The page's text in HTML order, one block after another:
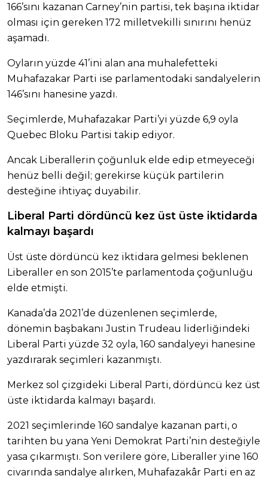
166’sını kazanan Carney’nin partisi, tek başına iktidar
olması için gereken 172 milletvekilli sınırını henüz
aşamadı.
Oyların yüzde 41’ini alan ana muhalefetteki
Muhafazakar Parti ise parlamentodaki sandalyelerin
146’sını hanesine yazdı.
Seçimlerde, Muhafazakar Parti’yi yüzde 6,9 oyla
Quebec Bloku Partisi takip ediyor.
Ancak Liberallerin çoğunluk elde edip etmeyeceği
henüz belli değil; gerekirse küçük partilerin
desteğine ihtiyaç duyabilir.
Liberal Parti dördüncü kez üst üste iktidarda
kalmayı başardı
Üst üste dördüncü kez iktidara gelmesi beklenen
Liberaller en son 2015’te parlamentoda çoğunluğu
elde etmişti.
Kanada’da 2021’de düzenlenen seçimlerde,
dönemin başbakanı Justin Trudeau liderliğindeki
Liberal Parti yüzde 32 oyla, 160 sandalyeyi hanesine
yazdırarak seçimleri kazanmıştı.
Merkez sol çizgideki Liberal Parti, dördüncü kez üst
üste iktidarda kalmayı başardı.
2021 seçimlerinde 160 sandalye kazanan parti, o
tarihten bu yana Yeni Demokrat Parti’nin desteğiyle
yasa çıkarmıştı. Son verilere göre, Liberaller yine 160
civarında sandalye alırken, Muhafazakâr Parti en az